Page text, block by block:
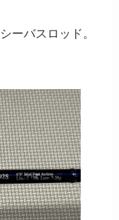
ーバスロッド。